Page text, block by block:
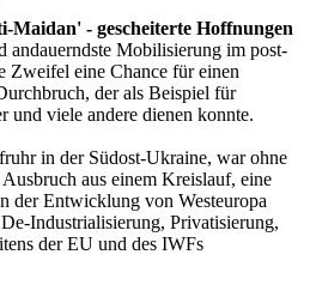
- gescheiterte Hoffnungen
andauerndste Mobilisierung im post-
Zweifel eine Chance für einen
der als Beispiel für
und viele andere dienen konnte.
in der Südost-Ukraine, war ohne
aus einem Kreislauf, eine
der Entwicklung von Westeuropa
Industrialisierung, Privatisierung,
der EU und des IWFs